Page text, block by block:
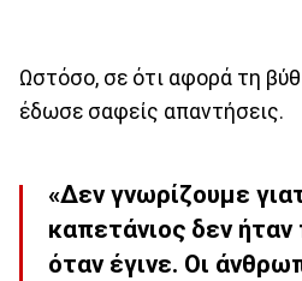
Ωστόσο, σε ότι αφορά τη
έδωσε σαφείς απαντήσεις.
«Δεν γνωρίζουμε
καπετάνιος δεν
όταν έγινε. Οι